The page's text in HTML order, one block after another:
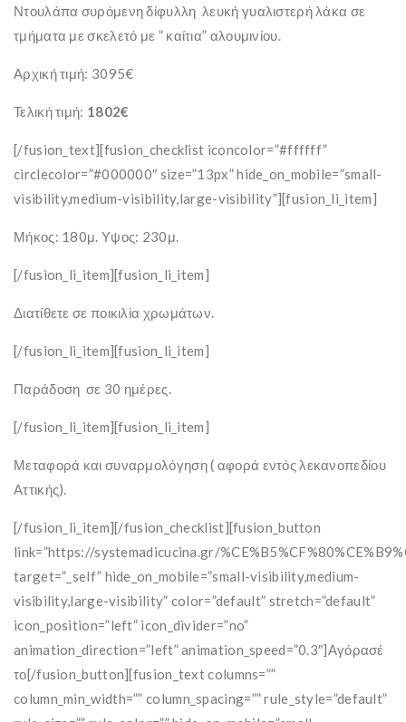
Ντουλάπα συρόμενη δίφυλλη λευκή γυαλιστερή λάκα σε
τμήματα με σκελετό με ” καίτια” αλουμινίου.
Αρχική τιμή: 3095€
Τελική τιμή: 1802€
[/fusion_text][fusion_checklist iconcolor=”#ffffff”
circlecolor=”#000000″ size=”13px” hide_on_mobile=”small-
visibility,medium-visibility,large-visibility”][fusion_li_item]
Μήκος: 180μ. Υψος: 230μ.
[/fusion_li_item][fusion_li_item]
Διατίθετε σε ποικιλία χρωμάτων.
[/fusion_li_item][fusion_li_item]
Παράδοση σε 30 ημέρες.
[/fusion_li_item][fusion_li_item]
Μεταφορά και συναρμολόγηση ( αφορά εντός λεκανοπεδίου
Αττικής).
[/fusion_li_item][/fusion_checklist][fusion_button
link=”https://systemadicucina.gr/
target=”_self” hide_on_mobile=”small-visibility,medium-
visibility,large-visibility” color=”default” stretch=”default”
icon_position=”left” icon_divider=”no”
animation_direction=”left” animation_speed=”0.3″]Αγόρασέ
το[/fusion_button][fusion_text columns=””
column_min_width=”” column_spacing=”” rule_style=”default”